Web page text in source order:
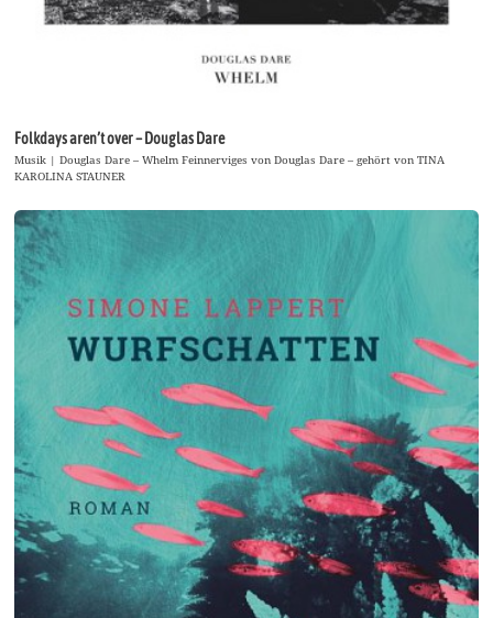
Folkdays aren’t over – Douglas Dare
Musik | Douglas Dare – Whelm Feinnerviges von Douglas Dare – gehört von TINA
KAROLINA STAUNER